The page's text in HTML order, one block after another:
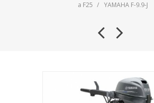
a F25
YAMAHA F-9.9-J